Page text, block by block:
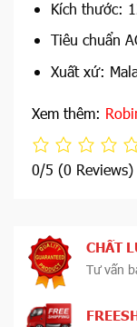
Kích thước:
Tiêu chuẩn
Xuất xứ:
Xem thêm:
0/5 (0 Reviews)
CHẤT
Tư vấn